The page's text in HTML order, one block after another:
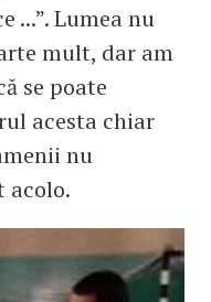
...”. Lumea nu
mult, dar am
se poate
acesta chiar
nu
acolo.